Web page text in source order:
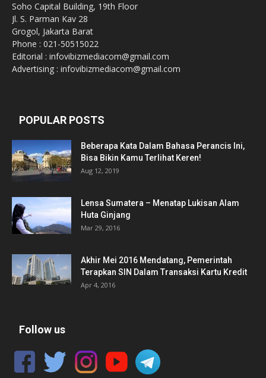
Soho Capital Building, 19th Floor
Jl. S. Parman Kav 28
Grogol, Jakarta Barat
Phone : 021-50515022
Editorial : infovibizmediacom@gmail.com
Advertising : infovibizmediacom@gmail.com
POPULAR POSTS
Beberapa Kata Dalam Bahasa Perancis Ini,
Bisa Bikin Kamu Terlihat Keren!
Aug 12, 2019
Lensa Sumatera – Menatap Lukisan Alam
Huta Ginjang
Mar 29, 2016
Akhir Mei 2016 Mendatang, Pemerintah
Terapkan SIN Dalam Transaksi Kartu Kredit
Apr 4, 2016
Follow us